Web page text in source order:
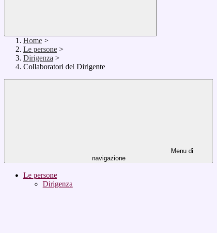
Home >
Le persone >
Dirigenza >
Collaboratori del Dirigente
Menu di
navigazione
Le persone
Dirigenza